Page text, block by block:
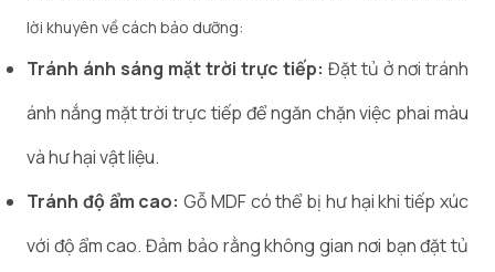
lời khuyên về cách bảo dưỡng:
Tránh ánh sáng mặt trời trực tiếp: Đặt tủ ở nơi tránh
ánh nắng mặt trời trực tiếp để ngăn chặn việc phai màu
và hư hại vật liệu.
Tránh độ ẩm cao: Gỗ MDF có thể bị hư hại khi tiếp xúc
với độ ẩm cao. Đảm bảo rằng không gian nơi bạn đặt tủ